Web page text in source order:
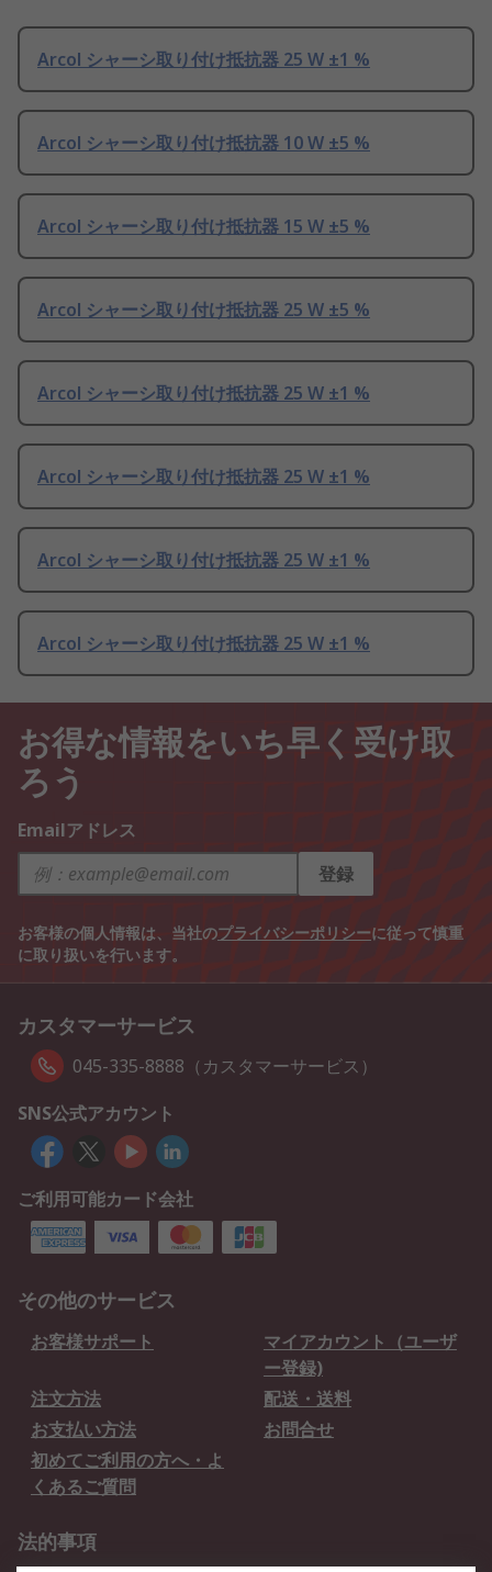
Arcol シャーシ取り付け抵抗器 25 W ±1 %
Arcol シャーシ取り付け抵抗器 10 W ±5 %
Arcol シャーシ取り付け抵抗器 15 W ±5 %
Arcol シャーシ取り付け抵抗器 25 W ±5 %
Arcol シャーシ取り付け抵抗器 25 W ±1 %
Arcol シャーシ取り付け抵抗器 25 W ±1 %
Arcol シャーシ取り付け抵抗器 25 W ±1 %
Arcol シャーシ取り付け抵抗器 25 W ±1 %
お得な情報をいち早く受け取
ろう
Emailアドレス
登録
お客様の個人情報は、当社のプライバシーポリシーに従って慎重
に取り扱いを行います。
カスタマーサービス
045-335-8888（カスタマーサービス）
SNS公式アカウント
ご利用可能カード会社
その他のサービス
お客様サポート
マイアカウント（ユーザ
ー登録)
注文方法
配送・送料
お支払い方法
お問合せ
初めてご利用の方へ・よ
くあるご質問
法的事項